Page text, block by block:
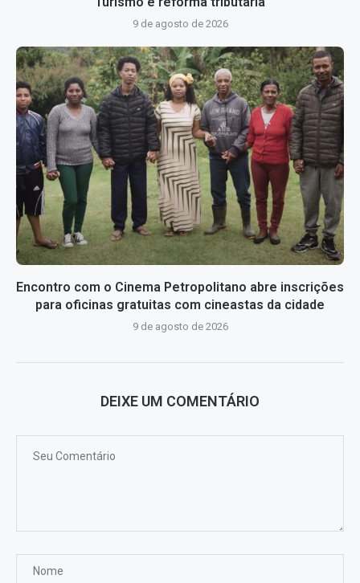
9 de agosto de 2026
Encontro com o Cinema Petropolitano abre inscrições
para oficinas gratuitas com cineastas da cidade
9 de agosto de 2026
DEIXE UM COMENTÁRIO